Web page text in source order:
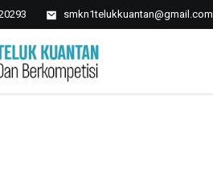
smkn1telukkuantan@gmail.com
TELUK